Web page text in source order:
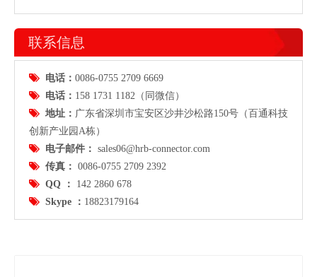
联系信息
 电话： 0086-0755 2709 6669
 电话： 158 1731 1182（同微信）
 地址： 广东省深圳市宝安区沙井沙松路150号（百通科技
创新产业园A栋）
 电子邮件： sales06@hrb-connector.com
 传真： 0086-0755 2709 2392
 QQ ： 142 2860 678
 Skype ： 18823179164